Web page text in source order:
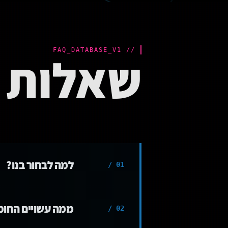
// FAQ_DATABASE_V1
שאלות
01 / למה לבחור בנו?
אנחנו מתמחים
02 / ממה עשויים